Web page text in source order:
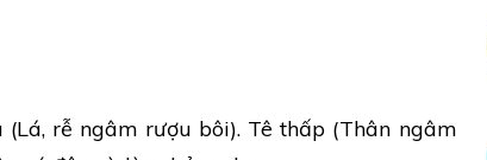
rễ ngâm rượu bôi). Tê thấp (Thân ngâm